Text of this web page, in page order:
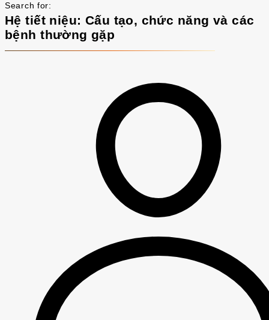
Search for:
Hệ tiết niệu: Cấu tạo, chức năng và các
bệnh thường gặp